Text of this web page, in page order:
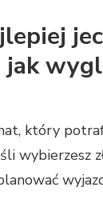
który
wybierzesz